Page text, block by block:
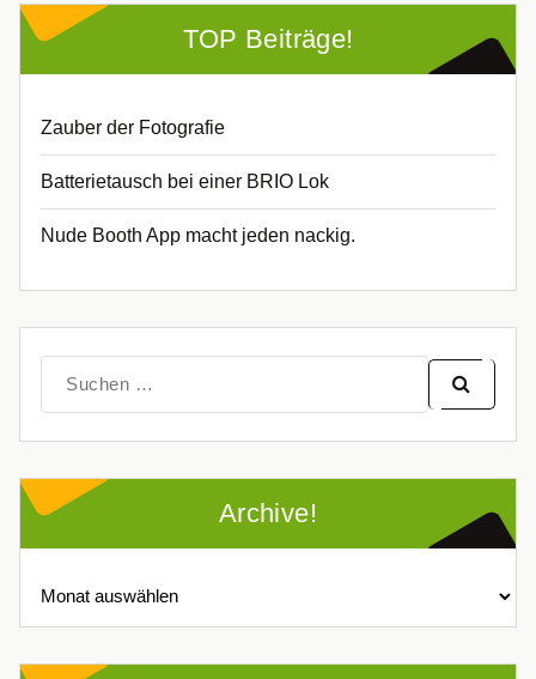
TOP Beiträge!
Zauber der Fotografie
Batterietausch bei einer BRIO Lok
Nude Booth App macht jeden nackig.
nach:
Archive!